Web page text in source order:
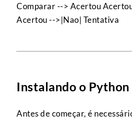
Comparar --> Acertou
Acertou -->|Nao| Tentativa
Instalando o Python
Antes de começar, é